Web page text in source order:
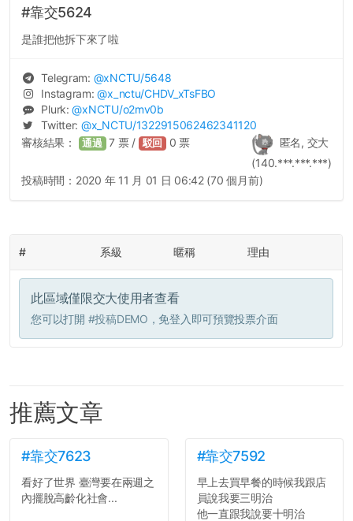
#靠交5624
是誰把他拆下來了啦
Telegram: @xNCTU/5648
Instagram:@x_nctu/CHDV_xTsFBO
Plurk:@xNCTU/o2mv0b
Twitter: @x_NCTU/1322915062462341120
匿名, 交大
(140.***.***.***)
審核結果： 通過 7 票 / 駁回 0 票
投稿時間： 2020 年 11 月 01 日 06:42 (70 個月前)
# 系級 暱稱 理由
此區域僅限交大使用者查看
您可以打開 #投稿DEMO ，免登入即可預覽投票介面
推薦文章
#靠交7623
看好了世界 臺灣要在兩週之
內擺脫高齡化社會...
#靠交7592
早上去買早餐的時候我跟店
員說我要三明治
他一直跟我說要十明治